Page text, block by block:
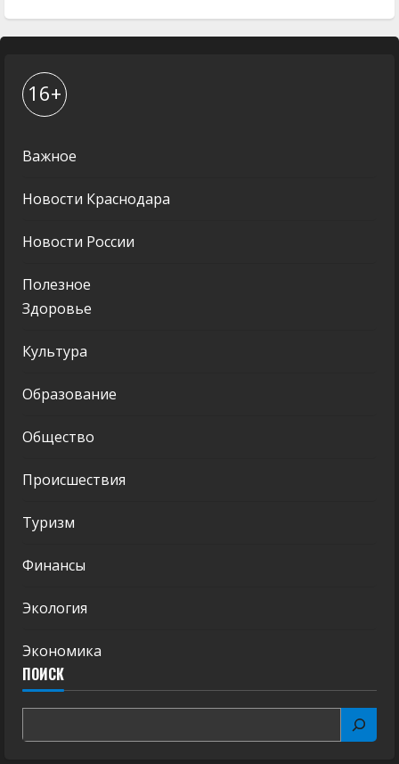
16+
Важное
Новости Краснодара
Новости России
Полезное
Здоровье
Культура
Образование
Общество
Происшествия
Туризм
Финансы
Экология
Экономика
ПОИСК